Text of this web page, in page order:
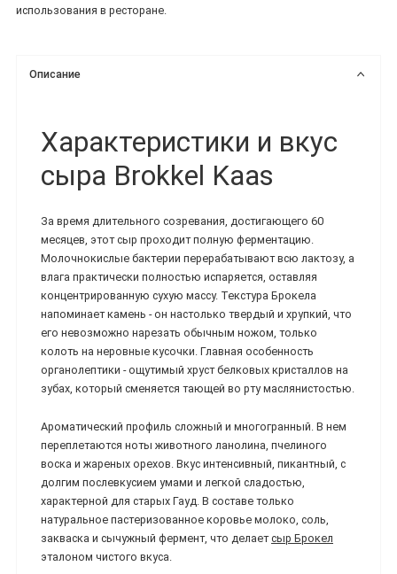
использования в ресторане.
Описание
Характеристики и вкус
сыра Brokkel Kaas
За время длительного созревания, достигающего 60
месяцев, этот сыр проходит полную ферментацию.
Молочнокислые бактерии перерабатывают всю лактозу, а
влага практически полностью испаряется, оставляя
концентрированную сухую массу. Текстура Брокела
напоминает камень - он настолько твердый и хрупкий, что
его невозможно нарезать обычным ножом, только
колоть на неровные кусочки. Главная особенность
органолептики - ощутимый хруст белковых кристаллов на
зубах, который сменяется тающей во рту маслянистостью.
Ароматический профиль сложный и многогранный. В нем
переплетаются ноты животного ланолина, пчелиного
воска и жареных орехов. Вкус интенсивный, пикантный, с
долгим послевкусием умами и легкой сладостью,
характерной для старых Гауд. В составе только
натуральное пастеризованное коровье молоко, соль,
закваска и сычужный фермент, что делаетсыр Брокел
эталоном чистого вкуса.